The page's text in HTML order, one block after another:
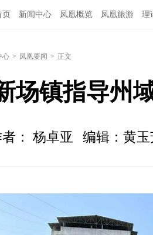
页 新闻中心 凤凰概览 凤凰旅游 理
心 > 凤凰要闻 > 正文
场镇指导州
： 杨卓亚 编辑：黄